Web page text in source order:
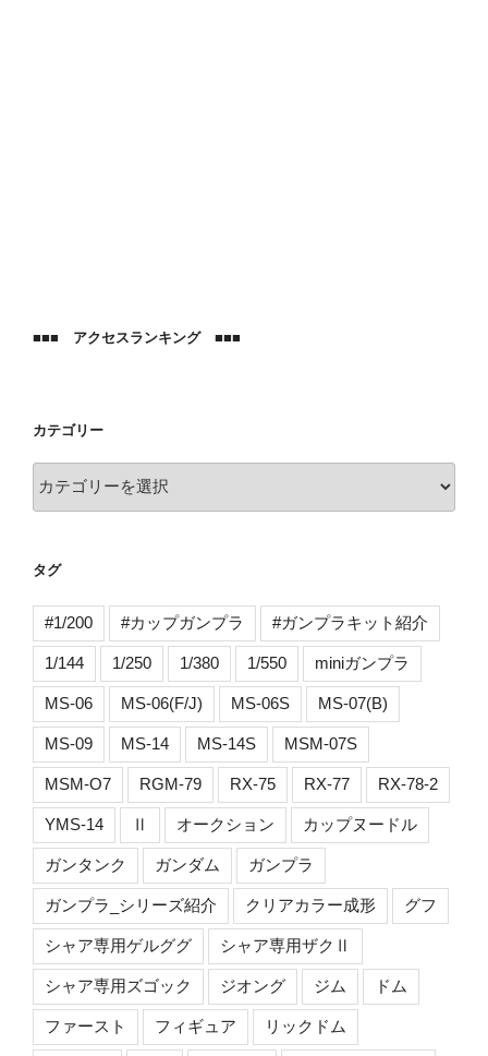
■■■ アクセスランキング ■■■
カテゴリー
ー
タグ
#1/200 #カップガンプラ #ガンプラキット紹介
1/144 1/250 1/380 1/550 miniガンプラ
MS-06 MS-06(F/J) MS-06S MS-07(B)
MS-09 MS-14 MS-14S MSM-07S
MSM-O7 RGM-79 RX-75 RX-77 RX-78-2
YMS-14 Ⅱ オークション カップヌードル
ガンタンク ガンダム ガンプラ
ガンプラ_シリーズ紹介 クリアカラー成形 グフ
シャア専用ゲルググ シャア専用ザクⅡ
シャア専用ズゴック ジオング ジム ドム
ファースト フィギュア リックドム